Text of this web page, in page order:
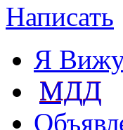
Написать
Я
МДД